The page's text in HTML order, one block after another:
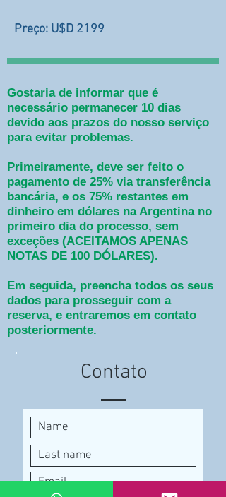
Preço: U$D 2199
Gostaria de informar que é
necessário permanecer 10 dias
devido aos prazos do nosso serviço
para evitar problemas.
Primeiramente, deve ser feito o
pagamento de 25% via transferência
bancária, e os 75% restantes em
dinheiro em dólares na Argentina no
primeiro dia do processo, sem
exceções (ACEITAMOS APENAS
NOTAS DE 100 DÓLARES).
Em seguida, preencha todos os seus
dados para prosseguir com a
reserva, e entraremos em contato
posteriormente.
Contato